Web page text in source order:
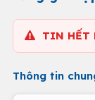
TIN HẾT
Thông tin